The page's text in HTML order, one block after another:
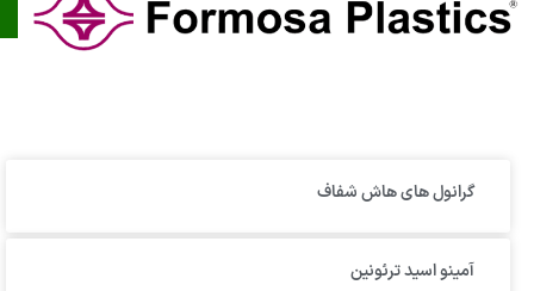
گرانول‌ های هاش شفاف
آمینو اسید ترئونین